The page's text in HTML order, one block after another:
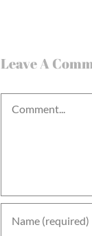
Leave A
Comment